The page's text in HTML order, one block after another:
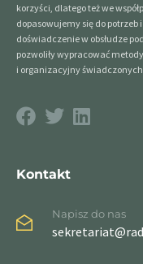
korzyści, dlatego też we
dopasowujemy się do
doświadczenie w obsłudze
pozwoliły wypracować
i organizacyjny świadczonych
Kontakt
Napisz do nas